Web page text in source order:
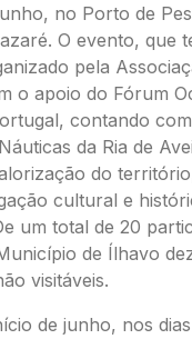
no Porto de
O evento, que
pela
o apoio do Fórum
contando
da Ria de
do
cultural e
um total de 20
de Ílhavo
visitáveis.
de junho, nos